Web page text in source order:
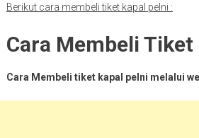
Berikut cara membeli tiket kapal pelni :
Cara Membeli Tiket
Cara Membeli tiket kapal pelni melalui